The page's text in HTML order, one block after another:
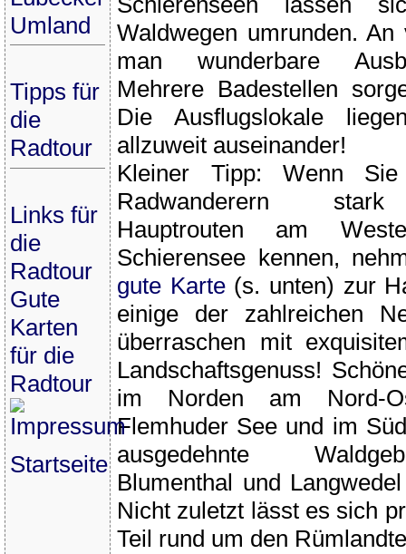
Waldwegen umrunden.
man wunderbare
Mehrere Badestellen
Die Ausflugslokale
allzuweit auseinander!
Kleiner Tipp: Wenn
Radwanderern stark
Hauptrouten am
Schierensee kennen,
gute Karte(s. unten) zur
einige der zahlreichen
überraschen mit
Landschaftsgenuss!
im Norden am Nord-
Flemhuder See und im
ausgedehnte
Blumenthal und
Nicht zuletzt lässt es sich
Teil rund um den
Umland
Tipps für
die
Radtour
Links für
die
Radtour
Gute
Karten
für die
Radtour
Impressum
Startseite